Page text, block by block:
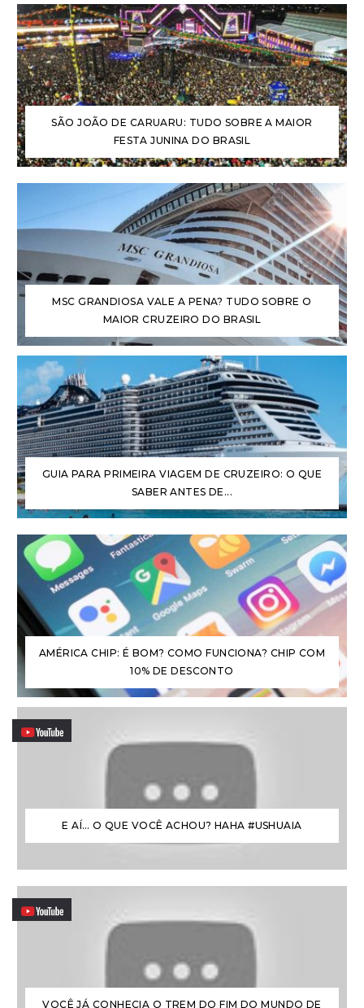
SÃO JOÃO DE CARUARU: TUDO SOBRE A MAIOR
FESTA JUNINA DO BRASIL
MSC GRANDIOSA VALE A PENA? TUDO SOBRE O
MAIOR CRUZEIRO DO BRASIL
GUIA PARA PRIMEIRA VIAGEM DE CRUZEIRO: O QUE
SABER ANTES DE...
AMÉRICA CHIP: É BOM? COMO FUNCIONA? CHIP COM
10% DE DESCONTO
E AÍ… O QUE VOCÊ ACHOU? HAHA #USHUAIA
VOCÊ JÁ CONHECIA O TREM DO FIM DO MUNDO DE